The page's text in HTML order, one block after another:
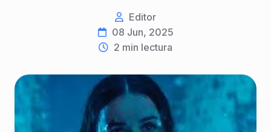
Editor
08 Jun, 2025
2 min lectura